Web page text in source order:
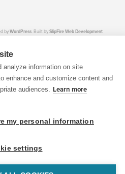
byWordPress. Built bySlipFire Web Development
analyze information on site
enhance and customize content and
audiences. Learn more
my personal information
settings